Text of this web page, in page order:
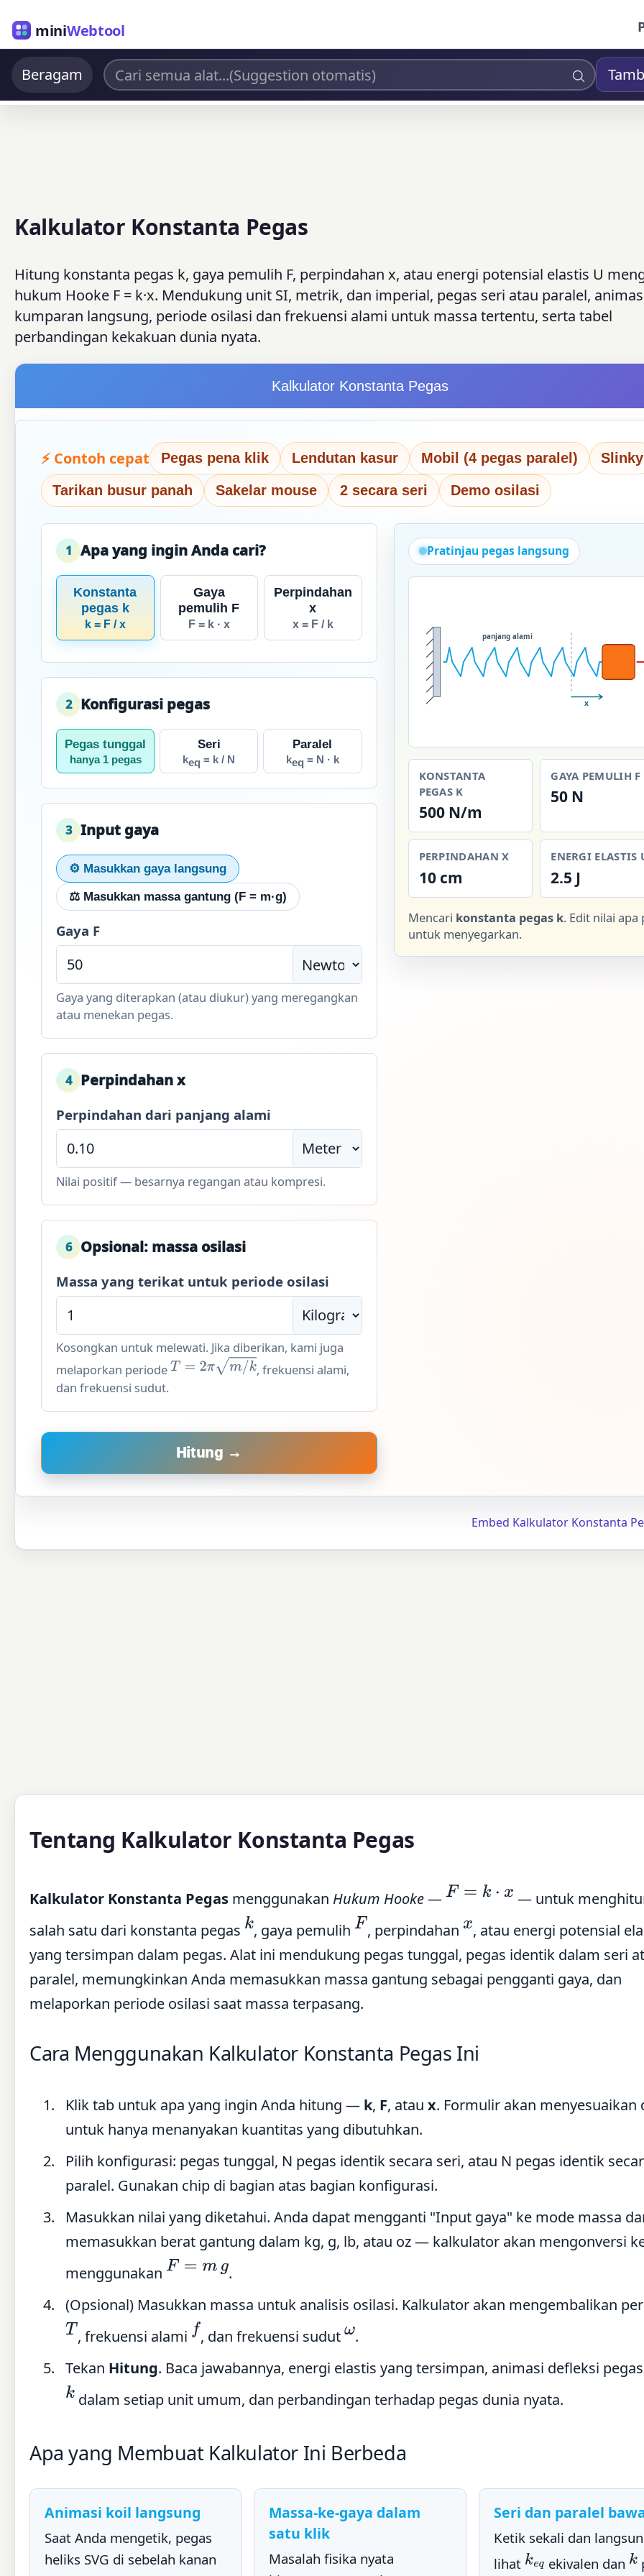
miniWebtool
Beragam
Kalkulator Konstanta Pegas
Hitung konstanta pegas k, gaya pemulih F, perpindahan x, atau energi potensial elastis U
hukum Hooke F = k·x. Mendukung unit SI, metrik, dan imperial, pegas seri atau paralel,
kumparan langsung, periode osilasi dan frekuensi alami untuk massa tertentu, serta tabel
perbandingan kekakuan dunia nyata.
Kalkulator Konstanta Pegas
⚡ Contoh cepat Pegas pena klik Lendutan kasur Mobil (4 pegas paralel) Slinky
Tarikan busur panah Sakelar mouse 2 secara seri Demo osilasi
1 Apa yang ingin Anda cari?
Konstanta
pegas k
k = F / x
Gaya
pemulih F
F = k · x
Perpindahan
x
x = F / k
2 Konfigurasi pegas
Pegas tunggal
hanya 1 pegas
Seri
keq = k / N
Paralel
keq = N · k
3 Input gaya
⚙ Masukkan gaya langsung
⚖ Masukkan massa gantung (F = m·g)
Gaya F
Gaya yang diterapkan (atau diukur) yang meregangkan
atau menekan pegas.
4 Perpindahan x
Perpindahan dari panjang alami
Nilai positif — besarnya regangan atau kompresi.
6 Opsional: massa osilasi
Massa yang terikat untuk periode osilasi
Kosongkan untuk melewati. Jika diberikan, kami juga
melaporkan periodeT= 2π m/k
, frekuensi alami,
dan frekuensi sudut.
Hitung →
Pratinjau pegas langsung
x
panjang alami
KONSTANTA
PEGAS K
500 N/m
GAYA PEMULIH F
50 N
PERPINDAHAN X
10 cm
ENERGI ELASTIS
2.5 J
Mencari konstanta pegas k. Edit nilai apa
untuk menyegarkan.
Embed Kalkulator Konstanta
Tentang Kalkulator Konstanta Pegas
Kalkulator Konstanta Pegas menggunakan Hukum Hooke—F= k⋅x
— untuk
salah satu dari konstanta pegas k, gaya pemulih F , perpindahan x, atau energi potensial
yang tersimpan dalam pegas. Alat ini mendukung pegas tunggal, pegas identik dalam seri
paralel, memungkinkan Anda memasukkan massa gantung sebagai pengganti gaya, dan
melaporkan periode osilasi saat massa terpasang.
Cara Menggunakan Kalkulator Konstanta Pegas Ini
Klik tab untuk apa yang ingin Anda hitung — k, F, atau x. Formulir akan menyesuaikan
untuk hanya menanyakan kuantitas yang dibutuhkan.
Pilih konfigurasi: pegas tunggal, N pegas identik secara seri, atau N pegas identik
paralel. Gunakan chip di bagian atas bagian konfigurasi.
Masukkan nilai yang diketahui. Anda dapat mengganti "Input gaya" ke mode massa
memasukkan berat gantung dalam kg, g, lb, atau oz — kalkulator akan mengonversi
menggunakan F= mg
.
(Opsional) Masukkan massa untuk analisis osilasi. Kalkulator akan mengembalikan
T , frekuensi alami f , dan frekuensi sudutω.
Tekan Hitung. Baca jawabannya, energi elastis yang tersimpan, animasi defleksi
kdalam setiap unit umum, dan perbandingan terhadap pegas dunia nyata.
Apa yang Membuat Kalkulator Ini Berbeda
Animasi koil langsung
Saat Anda mengetik, pegas
heliks SVG di sebelah kanan
Massa-ke-gaya dalam
satu klik
Masalah fisika nyata
Seri dan paralel
Ketik sekali dan
lihat keq ekivalen dan k